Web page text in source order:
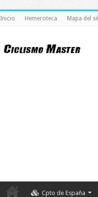
Inicio Hemeroteca Mapa del
Cpto de España